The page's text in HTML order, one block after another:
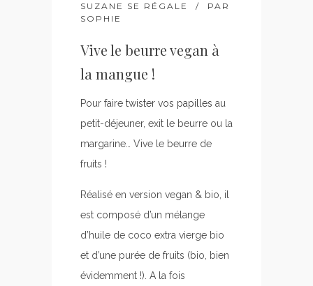
SUZANE SE RÉGALE
PAR
SOPHIE
Vive le beurre vegan à
la mangue !
Pour faire twister vos papilles au
petit-déjeuner, exit le beurre ou la
margarine… Vive le beurre de
fruits !
Réalisé en version vegan & bio, il
est composé d’un mélange
d’huile de coco extra vierge bio
et d’une purée de fruits (bio, bien
évidemment !). A la fois